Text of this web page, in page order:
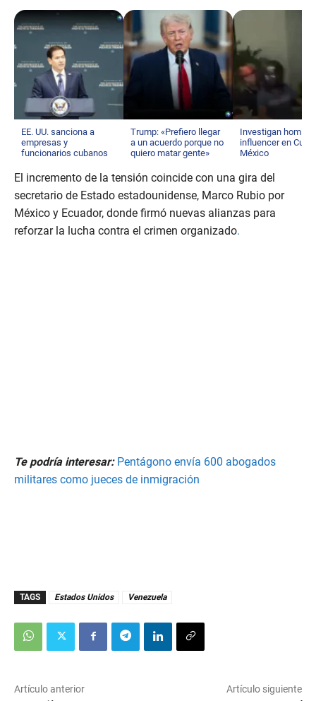
EE. UU. sanciona a
empresas y
funcionarios cubanos
Trump: «Prefiero llegar
a un acuerdo porque no
quiero matar gente»
Investigan
influencer en
México
El incremento de la tensión coincide con una gira del
secretario de Estado estadounidense, Marco Rubio por
México y Ecuador, donde firmó nuevas alianzas para
reforzar la lucha contra el crimen organizado.
Te podría interesar: Pentágono envía 600 abogados
militares como jueces de inmigración
TAGS Estados Unidos Venezuela
Artículo anterior Artículo siguiente